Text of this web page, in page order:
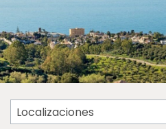
Localizaciones